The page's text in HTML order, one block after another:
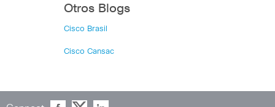
Otros Blogs
Cisco Brasil
Cisco Cansac